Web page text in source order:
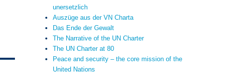
unersetzlich
Auszüge aus der VN Charta
Das Ende der Gewalt
The Narrative of the UN Charter
The UN Charter at 80
Peace and security – the core mission of the
United Nations